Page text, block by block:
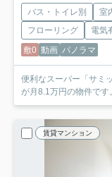
バス・トイレ別 室
フローリング
電気
敷0 動画 パノラマ
便利なスーパー「サミ
が月8.1万円の物件です
賃貸マンション